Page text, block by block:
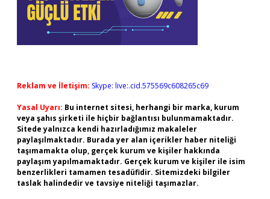
Reklam ve İletişim: Skype: live:.cid.575569c608265c69
Yasal Uyarı: Bu internet sitesi, herhangi bir marka, kurum
veya şahıs şirketi ile hiçbir bağlantısı bulunmamaktadır.
Sitede yalnızca kendi hazırladığımız makaleler
paylaşılmaktadır. Burada yer alan içerikler haber niteliği
taşımamakta olup, gerçek kurum ve kişiler hakkında
paylaşım yapılmamaktadır. Gerçek kurum ve kişiler ile isim
benzerlikleri tamamen tesadüfidir. Sitemizdeki bilgiler
taslak halindedir ve tavsiye niteliği taşımazlar.